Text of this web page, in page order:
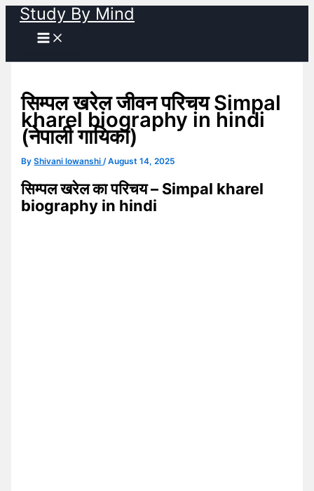
Skip
content
Study By Mind
सिम्पल खरेल जीवन परिचय Simpal
kharel biography in hindi
(नेपाली गायिका)
ByShivani lowanshi/August 14, 2025
सिम्पल खरेल का परिचय – Simpal kharel
biography in hindi